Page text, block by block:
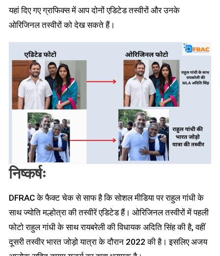
यहां दिए गए ग्राफिक्स में आप दोनों एडिटेड तस्वीरों और उनके
ओरिजिनल तस्वीरों को देख सकते हैं।
निष्कर्षः
DFRAC के फैक्ट चेक से साफ है कि सोशल मीडिया पर राहुल गांधी के
साथ ज्योति मल्होत्रा की तस्वीरें एडिटेड हैं। ओरिजिनल तस्वीरों में पहली
फोटो राहुल गांधी के साथ रायबरेली की विधायक अदिति सिंह की है, वहीं
दूसरी तस्वीर भारत जोड़ो यात्रा के दौरान 2022 की है। इसलिए अजय